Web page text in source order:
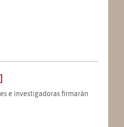
e investigadoras firmarán